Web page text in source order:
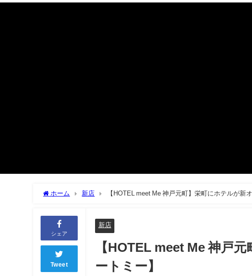
ホーム 新店 【HOTEL meet Me 神戸元町】栄町にホテルが新
シェア
Tweet
新店
【HOTEL meet Me 神戸
ートミー】